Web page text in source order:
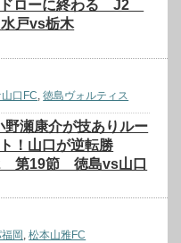
ドローに終わる J2
戸vs栃木
口FC,徳島ヴォルティス
野瀬康介が技ありルー
！山口が逆転勝
19節 徳島vs山口
岡 ,松本山雅FC